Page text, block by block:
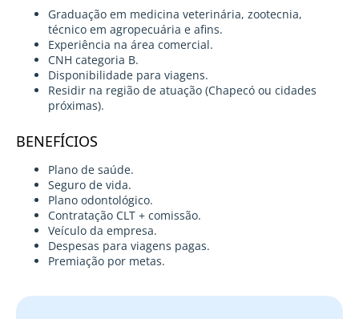
Graduação em medicina veterinária, zootecnia,
técnico em agropecuária e afins.
Experiência na área comercial.
CNH categoria B.
Disponibilidade para viagens.
Residir na região de atuação (Chapecó ou cidades
próximas).
BENEFÍCIOS
Plano de saúde.
Seguro de vida.
Plano odontológico.
Contratação CLT + comissão.
Veículo da empresa.
Despesas para viagens pagas.
Premiação por metas.